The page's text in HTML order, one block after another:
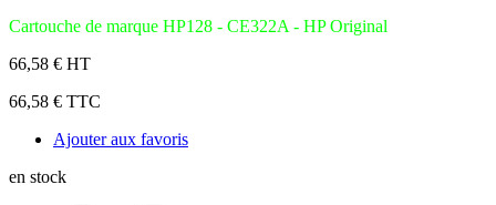
Cartouche de marque HP128 - CE322A - HP Original
66,58 € HT
66,58 € TTC
Ajouter aux favoris
en stock